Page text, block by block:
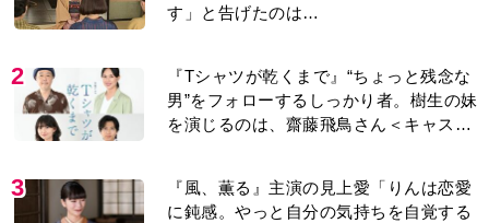
す」と告げたのは…
2
『Tシャツが乾くまで』“ちょっと残念な
男”をフォローするしっかり者。樹生の妹
を演じるのは、齋藤飛鳥さん＜キャスト
3
『風、薫る』主演の見上愛「りんは恋愛
に鈍感。やっと自分の気持ちを自覚する